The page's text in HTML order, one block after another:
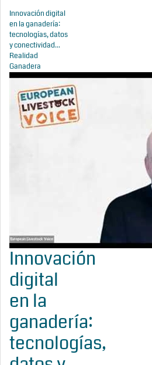
Innovación digital
en la ganadería:
tecnologías, datos
y conectividad...
Realidad
Ganadera
Innovación
digital
en la
ganadería:
tecnologías,